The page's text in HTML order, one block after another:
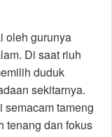
oleh gurunya
Di saat riuh
duduk
sekitarnya.
semacam tameng
tenang dan fokus